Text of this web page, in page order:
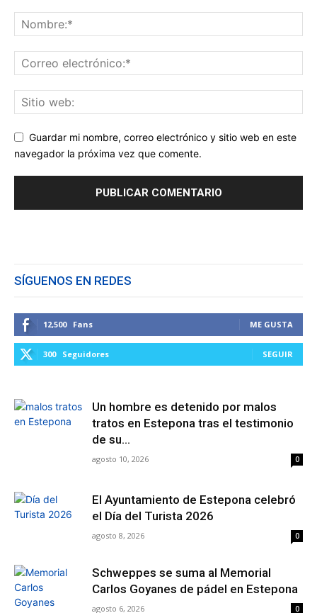
Guardar mi nombre, correo electrónico y sitio web en este
navegador la próxima vez que comente.
SÍGUENOS EN REDES
12,500 Fans ME GUSTA
300 Seguidores SEGUIR
Un hombre es detenido por malos
tratos en Estepona tras el testimonio
de su...
agosto 10, 2026 0
El Ayuntamiento de Estepona celebró
el Día del Turista 2026
agosto 8, 2026 0
Schweppes se suma al Memorial
Carlos Goyanes de pádel en Estepona
agosto 6, 2026 0